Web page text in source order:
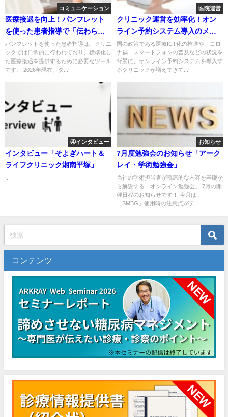
コミュニケーション
医療接遇を向上！パンフレット
を使った患者指導で「伝わらな
い」を防ぐコツ
パンフレットを使った患者指導は、クリニ
ックでは日常的に行われており、標準化し
た医療接遇を提供するために必要なツール
です。 2026年現在、タ...
医院運営
クリニック運営を効率化！オン
ライン予約システム導入のメリ
ット・デメリットを解説
国の政策である医療ICT化の推進や、コロ
ナ禍、スマートフォンの普及などの状況を
背景に、オンライン予約システムを導入す
るクリニックが増えてきて...
④インタビュー
インタビュー「そよぎハート＆
ライフクリニック湘南平塚」
お知らせ
7月度勉強会のお知らせ「アーク
レイ・学術勉強会」
当社の学術担当者が臨床的な内容を基礎か
ら解説する「オンライン勉強会」 7月の開
催日程のお知らせです！ 今月は、
「SMBG」使用時の注意点がテ...
コンテンツ